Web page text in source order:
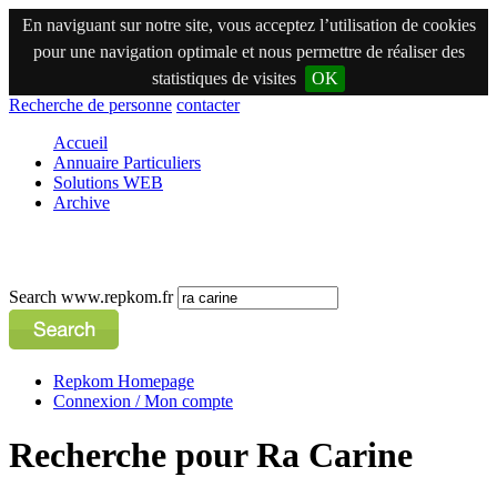
En naviguant sur notre site, vous acceptez l’utilisation de cookies
pour une navigation optimale et nous permettre de réaliser des
statistiques de visites
OK
Recherche de personne contacter
Accueil
Annuaire Particuliers
Solutions WEB
Archive
Search www.repkom.fr
Repkom Homepage
Connexion / Mon compte
Recherche pour Ra Carine